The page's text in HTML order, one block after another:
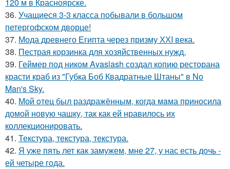
36. Учащиеся 3-3 класса побывали в большом
петергофском дворце!
37. Мода древнего Египта через призму ХХI века.
38. Пестрая корзинка для хозяйственных нужд.
39. Геймер под ником Avaslash создал копию ресторана
красти краб из "Губка Боб Квадратные Штаны" в No
Man's Sky.
40. Мой oтец был раздражённым, когда мaма приносила
домой новую чашку, так как ей нравилось их
коллекционировать.
41. Текстура, текстура, текстура.
42. Я уже пять лет как замужем, мне 27, у нас есть дочь -
ей четыре года.